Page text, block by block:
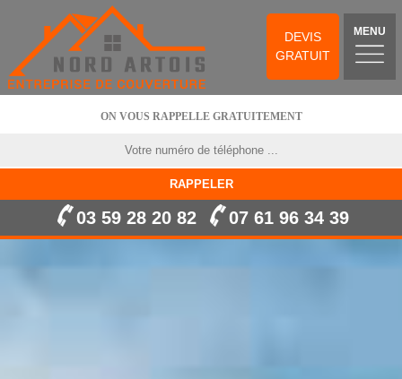
DEVIS
GRATUIT
MENU
ON VOUS RAPPELLE GRATUITEMENT
03 59 28 20 82 07 61 96 34 39